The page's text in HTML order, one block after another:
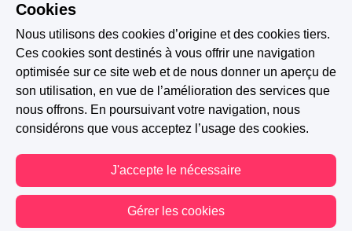
Cookies
Nous utilisons des cookies d’origine et des cookies tiers.
Ces cookies sont destinés à vous offrir une navigation
optimisée sur ce site web et de nous donner un aperçu de
son utilisation, en vue de l’amélioration des services que
nous offrons. En poursuivant votre navigation, nous
considérons que vous acceptez l’usage des cookies.
J'accepte le nécessaire
Gérer les cookies